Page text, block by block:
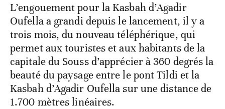
L’engouement pour la Kasbah d’Agadir
Oufella a grandi depuis le lancement, il y a
trois mois, du nouveau téléphérique, qui
permet aux touristes et aux habitants de la
capitale du Souss d’apprécier à 360 degrés la
beauté du paysage entre le pont Tildi et la
Kasbah d’Agadir Oufella sur une distance de
1.700 mètres linéaires.